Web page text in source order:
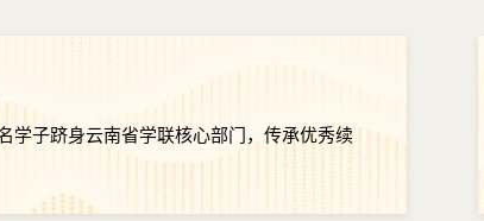
学子跻身云南省学联核心部门，传承优秀续